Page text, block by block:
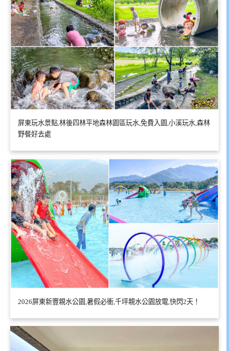
屏東玩水景點,林後四林平地森林園區玩水,免費入園,小溪玩水,森林
野餐好去處
2026屏東新豐親水公園,暑假必衝,千坪親水公園放電,快閃2天！